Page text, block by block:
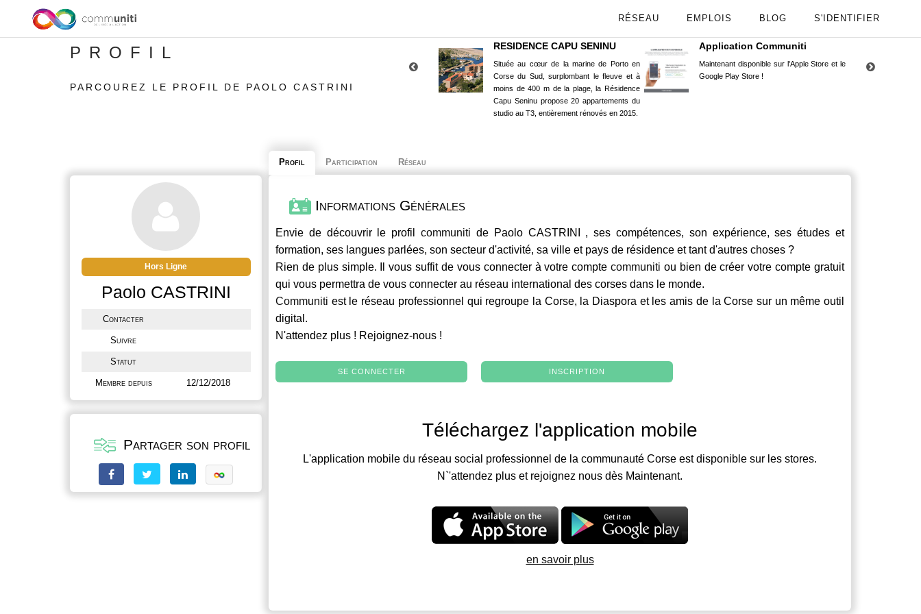
RÉSEAU EMPLOIS BLOG S'IDENTIFIER
PROFIL
PARCOUREZ LE PROFIL DE PAOLO CASTRINI
RESIDENCE CAPU SENINU
Située au cœur de la marine de Porto en
Corse du Sud, surplombant le fleuve et à
moins de 400 m de la plage, la Résidence
Capu Seninu propose 20 appartements du
studio au T3, entièrement rénovés en 2015.
Application Communiti
Maintenant disponible sur l'Apple Store et le
Google Play Store !
Hors Ligne
Paolo CASTRINI
Contacter
Suivre
Statut
Membre depuis 12/12/2018
Partager son profil
Profil Participation Réseau
Informations Générales
Envie de découvrir le profilcommuniti de Paolo CASTRINI , ses compétences, son expérience, ses études et
formation, ses langues parlées, son secteur d'activité, sa ville et pays de résidence et tant d'autres choses ?
Rien de plus simple. Il vous suffit de vous connecter à votre comptecommuniti ou bien de créer votre compte gratuit
qui vous permettra de vous connecter au réseau international des corses dans le monde.
Communiti est le réseau professionnel qui regroupe la Corse, la Diaspora et les amis de la Corse sur un même outil
digital.
N'attendez plus ! Rejoignez-nous !
SE CONNECTER INSCRIPTION
Téléchargez l'application mobile
L'application mobile du réseau social professionnel de la communauté Corse est disponible sur les stores.
N`'attendez plus et rejoignez nous dès Maintenant.
en savoir plus